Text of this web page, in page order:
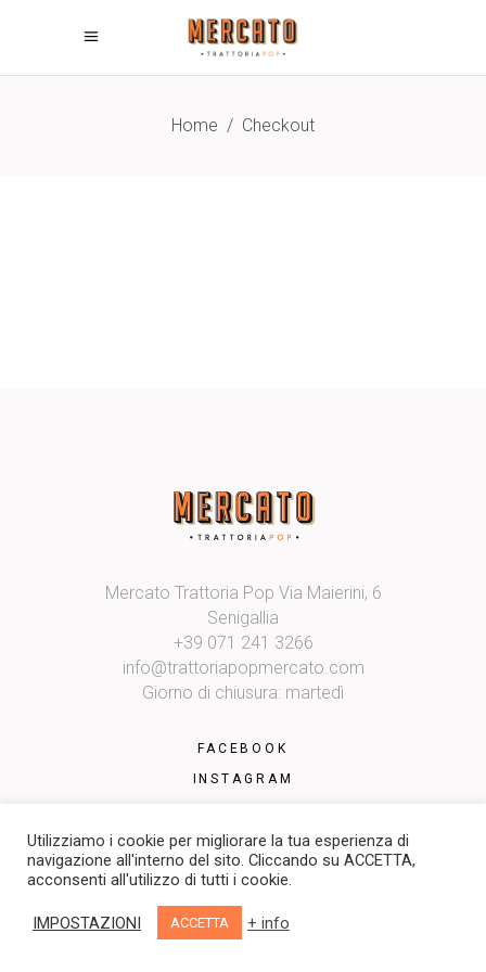
Home / Checkout
Mercato Trattoria Pop Via Maierini, 6
Senigallia
+39 071 241 3266
info@trattoriapopmercato.com
Giorno di chiusura: martedì
FACEBOOK
INSTAGRAM
© Mercato Trattoria Pop. All Rights Reserved.
Utilizziamo i cookie per migliorare la tua esperienza di
navigazione all'interno del sito. Cliccando su ACCETTA,
acconsenti all'utilizzo di tutti i cookie.
IMPOSTAZIONI ACCETTA + info